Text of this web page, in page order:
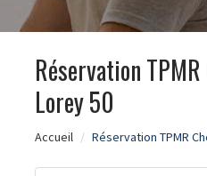
Réservation
Lorey 50
Accueil Réservation TPMR